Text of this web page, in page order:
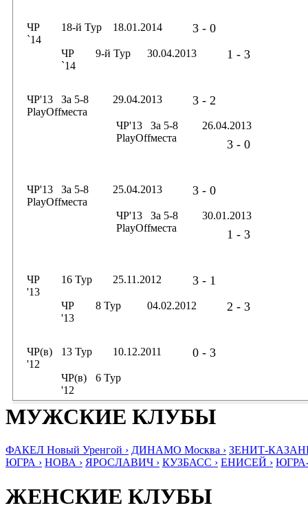
ЧР
`14
18-й Тур 18.01.2014 3 - 0
ЧР
`14
9-й Тур 30.04.2013 1 - 3
ЧР'13
PlayOff
За 5-8
места
29.04.2013 3 - 2
ЧР'13
PlayOff
За 5-8
места
26.04.2013
3 - 0
ЧР'13
PlayOff
За 5-8
места
25.04.2013 3 - 0
ЧР'13
PlayOff
За 5-8
места
30.01.2013
1 - 3
ЧР
'13
16 Тур 25.11.2012 3 - 1
ЧР
'13
8 Тур 04.02.2012 2 - 3
ЧР(в)
'12
13 Тур 10.12.2011 0 - 3
ЧР(в)
'12
6 Тур
МУЖСКИЕ КЛУБЫ
ФАКЕЛ Новый Уренгой › ДИНАМО Москва › ЗЕНИТ-
ЮГРА › НОВА › ЯРОСЛАВИЧ › КУЗБАСС › ЕНИСЕЙ ›
ЖЕНСКИЕ КЛУБЫ